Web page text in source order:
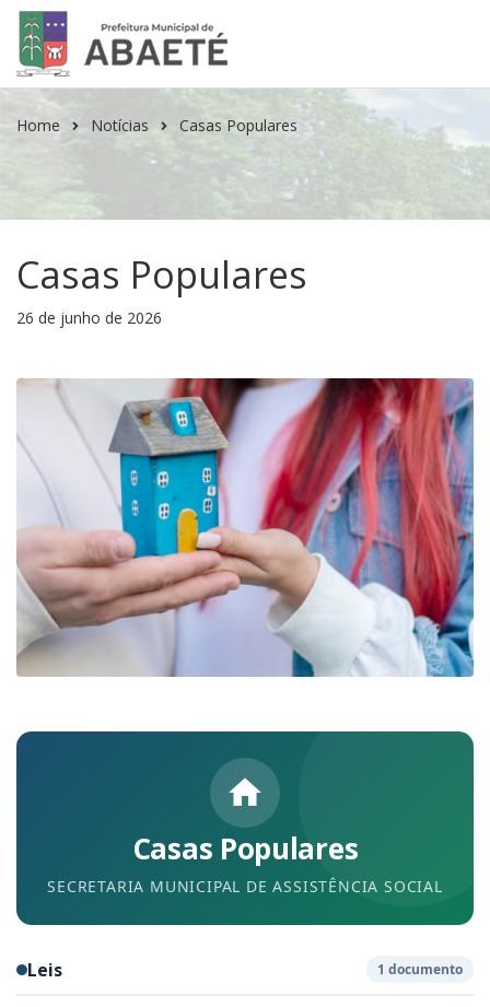
Home Notícias Casas Populares
Casas Populares
26 de junho de 2026
Casas Populares
SECRETARIA MUNICIPAL DE ASSISTÊNCIA SOCIAL
Leis 1 documento